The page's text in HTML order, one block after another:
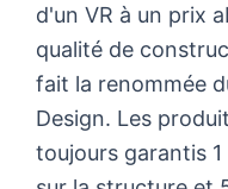
d'un VR à un prix
qualité de
fait la renommée
Design. Les
toujours garantis